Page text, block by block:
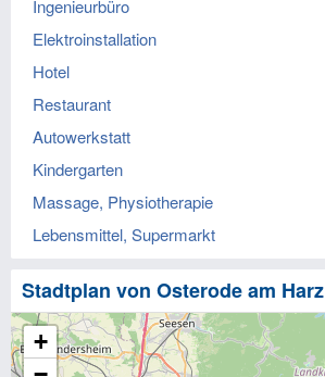
Ingenieurbüro
Elektroinstallation
Hotel
Restaurant
Autowerkstatt
Kindergarten
Massage, Physiotherapie
Lebensmittel, Supermarkt
Stadtplan von Osterode am Harz
+